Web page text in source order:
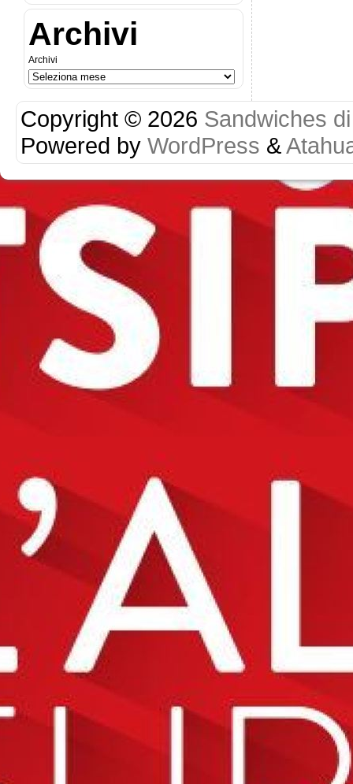
Archivi
Archivi
Copyright © 2026 Sandwiches
Powered by WordPress &